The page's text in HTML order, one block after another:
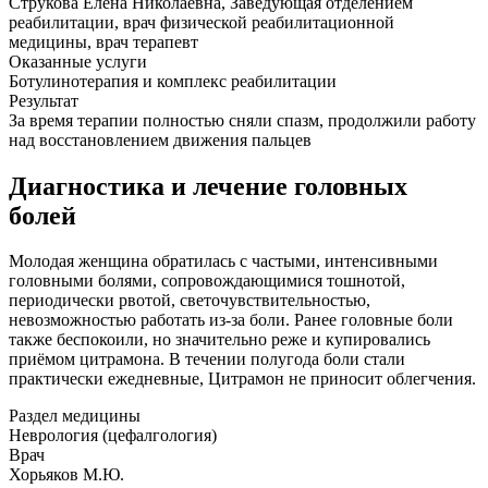
реабилитации, врач физической реабилитационной
медицины, врач терапевт
Оказанные услуги
Ботулинотерапия и комплекс реабилитации
Результат
За время терапии полностью сняли спазм, продолжили работу
над восстановлением движения пальцев
Диагностика и лечение головных
болей
Молодая женщина обратилась с частыми, интенсивными
головными болями, сопровождающимися тошнотой,
периодически рвотой, светочувствительностью,
невозможностью работать из-за боли. Ранее головные боли
также беспокоили, но значительно реже и купировались
приёмом цитрамона. В течении полугода боли стали
практически ежедневные, Цитрамон не приносит облегчения.
Раздел медицины
Неврология (цефалгология)
Врач
Хорьяков М.Ю.